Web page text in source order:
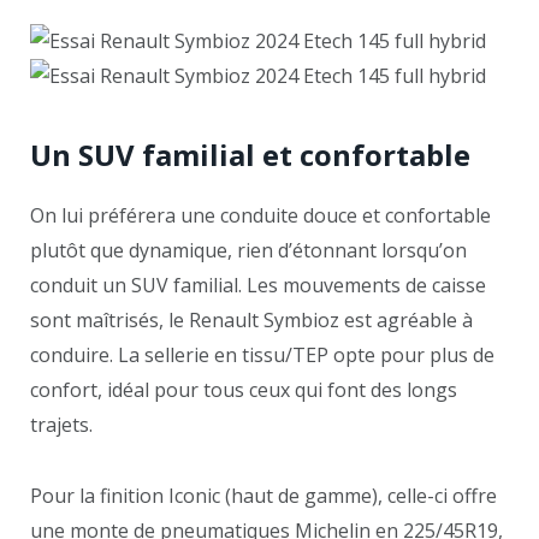
Un SUV familial et confortable
On lui préférera une conduite douce et confortable
plutôt que dynamique, rien d’étonnant lorsqu’on
conduit un SUV familial. Les mouvements de caisse
sont maîtrisés, le Renault Symbioz est agréable à
conduire. La sellerie en tissu/TEP opte pour plus de
confort, idéal pour tous ceux qui font des longs
trajets.
Pour la finition Iconic (haut de gamme), celle-ci offre
une monte de pneumatiques Michelin en 225/45R19,